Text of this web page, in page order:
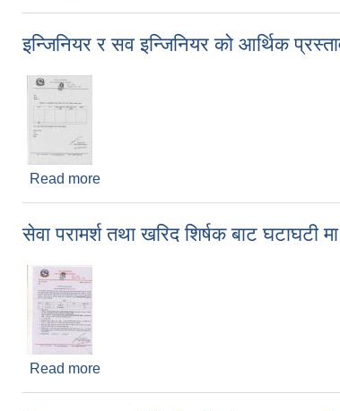
इन्जिनियर र सव इन्जिनियर को आर्थिक
Read more
सेवा परामर्श तथा खरिद शिर्षक बाट घटाघटी
Read more